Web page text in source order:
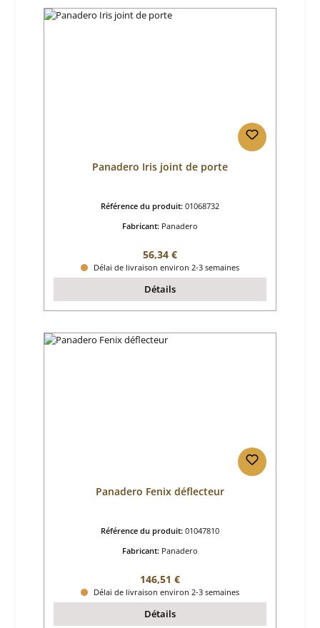
Panadero Iris joint de porte
Référence du produit: 01068732
Fabricant: Panadero
Prix régulier :
56,34 €
Délai de livraison environ 2-3 semaines
Détails
Panadero Fenix déflecteur
Référence du produit: 01047810
Fabricant: Panadero
Prix régulier :
146,51 €
Délai de livraison environ 2-3 semaines
Détails